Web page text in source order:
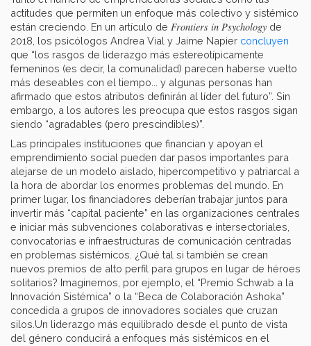
actitudes que permiten un enfoque más colectivo y sistémico
están creciendo. En un artículo de Frontiers in Psychology de
2018, los psicólogos Andrea Vial y Jaime Napier concluyen
que “los rasgos de liderazgo más estereotípicamente
femeninos (es decir, la comunalidad) parecen haberse vuelto
más deseables con el tiempo... y algunas personas han
afirmado que estos atributos definirán al líder del futuro”. Sin
embargo, a los autores les preocupa que estos rasgos sigan
siendo “agradables (pero prescindibles)”.
Las principales instituciones que financian y apoyan el
emprendimiento social pueden dar pasos importantes para
alejarse de un modelo aislado, hipercompetitivo y patriarcal a
la hora de abordar los enormes problemas del mundo. En
primer lugar, los financiadores deberían trabajar juntos para
invertir más “capital paciente” en las organizaciones centrales
e iniciar más subvenciones colaborativas e intersectoriales,
convocatorias e infraestructuras de comunicación centradas
en problemas sistémicos. ¿Qué tal si también se crean
nuevos premios de alto perfil para grupos en lugar de héroes
solitarios? Imaginemos, por ejemplo, el “Premio Schwab a la
Innovación Sistémica” o la “Beca de Colaboración Ashoka”
concedida a grupos de innovadores sociales que cruzan
silos.Un liderazgo más equilibrado desde el punto de vista
del género conducirá a enfoques más sistémicos en el